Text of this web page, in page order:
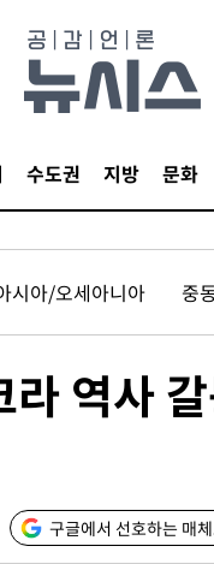
수도권 지방 문화
시아/오세아니아 중
역사
구글에서 선호하는 매